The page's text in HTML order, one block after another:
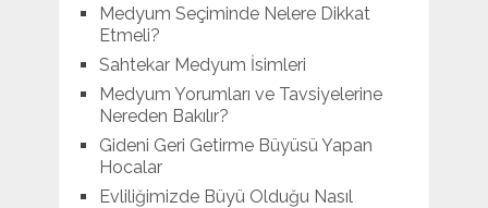
Medyum Seçiminde Nelere Dikkat
Etmeli?
Sahtekar Medyum İsimleri
Medyum Yorumları ve Tavsiyelerine
Nereden Bakılır?
Gideni Geri Getirme Büyüsü Yapan
Hocalar
Evliliğimizde Büyü Olduğu Nasıl